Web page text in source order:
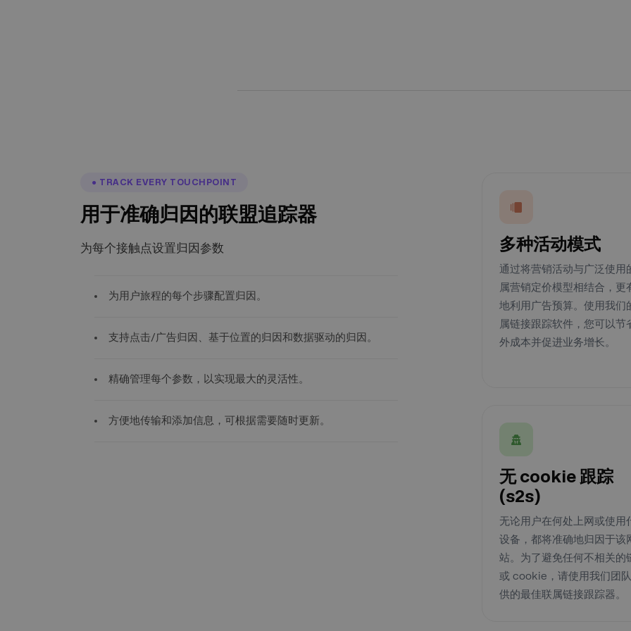
● TRACK EVERY TOUCHPOINT
用于准确归因的联盟追踪器
为每个接触点设置归因参数
为用户旅程的每个步骤配置归因。
支持点击/广告归因、基于位置的归因和数据驱动的归因。
精确管理每个参数，以实现最大的灵活性。
方便地传输和添加信息，可根据需要随时更新。
多种活动模式
通过将营销活动与广泛使用
属营销定价模型相结合，更
地利用广告预算。使用我们
属链接跟踪软件，您可以节
外成本并促进业务增长。
无 cookie 跟踪
(s2s)
无论用户在何处上网或使用
设备，都将准确地归因于该
站。为了避免任何不相关的
或 cookie，请使用我们团
供的最佳联属链接跟踪器。